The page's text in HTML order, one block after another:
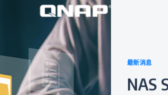
Categories
最新消息